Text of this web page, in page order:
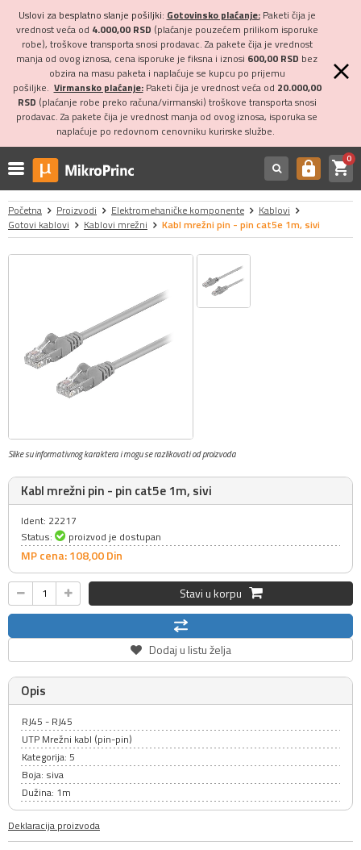
Uslovi za besplatno slanje pošiljki: Gotovinsko plaćanje:Paketi čija je
vrednost veća od 4.000,00 RSD (plaćanje pouzećem prilikom isporuke
robe), troškove transporta snosi prodavac. Za pakete čija je vrednost
manja od ovog iznosa, cena isporuke je fiksna i iznosi 600,00 RSD bez
obzira na masu paketa i naplaćuje se kupcu po prijemu
pošiljke. Virmansko plaćanje:Paketi čija je vrednost veća od 20.000,00
RSD (plaćanje robe preko računa/virmanski) troškove transporta snosi
prodavac. Za pakete čija je vrednost manja od ovog iznosa, isporuka se
naplaćuje po redovnom cenovniku kurirske službe.
https shopping_cart0
Početna Proizvodi Elektromehaničke komponente
Kablovi
Gotovi kablovi
Kablovi mrežni Kabl mrežni pin - pin cat5e 1m, sivi
Slike su informativnog karaktera i mogu se razlikovati od proizvoda
Kabl mrežni pin - pin cat5e 1m, sivi
Ident: 22217
Status:
proizvod je dostupan
MP cena: 108,00Din
Stavi u korpu
Dodaj u listu želja
Opis
RJ45 - RJ45
UTP Mrežni kabl (pin-pin)
Kategorija: 5
Boja: siva
Dužina: 1m
Deklaracija proizvoda